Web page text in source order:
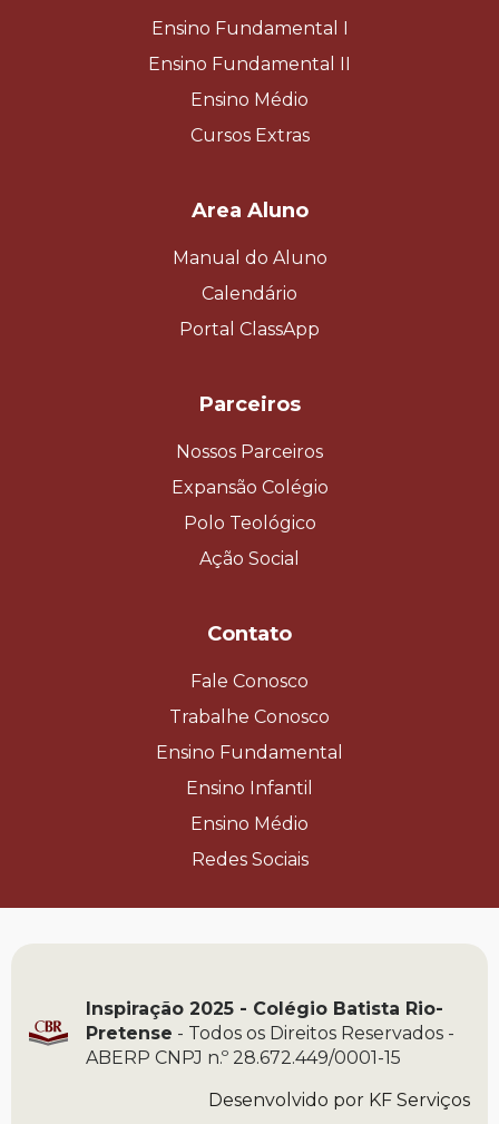
Ensino Fundamental I
Ensino Fundamental II
Ensino Médio
Cursos Extras
Area Aluno
Manual do Aluno
Calendário
Portal ClassApp
Parceiros
Nossos Parceiros
Expansão Colégio
Polo Teológico
Ação Social
Contato
Fale Conosco
Trabalhe Conosco
Ensino Fundamental
Ensino Infantil
Ensino Médio
Redes Sociais
Inspiração 2025 - Colégio Batista Rio-
Pretense - Todos os Direitos Reservados -
ABERP CNPJ n.º 28.672.449/0001-15
Desenvolvido por KF Serviços